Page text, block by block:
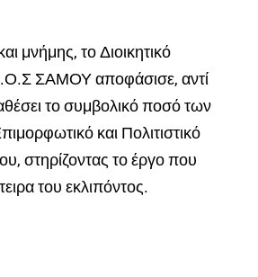
μνήμης, το Διοικητικό
ΣΑΜΟΥ αποφάσισε, αντί
το συμβολικό ποσό των
και Πολιτιστικό
στηρίζοντας το έργο που
του εκλιπόντος.